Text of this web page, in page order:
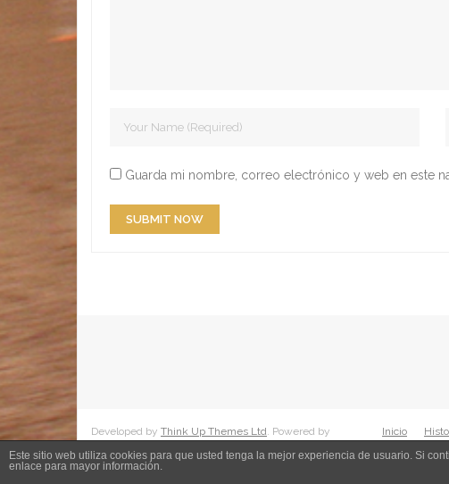
Guarda mi nombre, correo electrónico y web en este
Developed by Think Up Themes Ltd . Powered by
WordPress
Inicio
Este sitio web utiliza cookies para que usted tenga la mejor experiencia de usuario. Si
enlace para mayor información.